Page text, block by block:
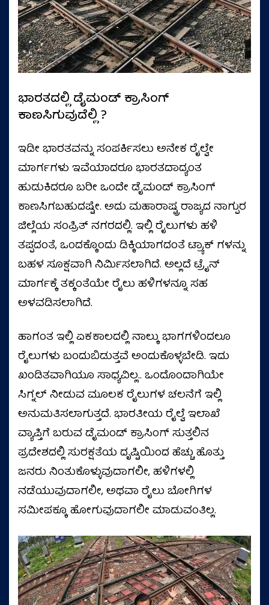
ಭಾರತದಲ್ಲಿ ಡೈಮಂಡ್ ಕ್ರಾಸಿಂಗ್
ಕಾಣಸಿಗುವುದೆಲ್ಲಿ ?
ಇಡೀ ಭಾರತವನ್ನು ಸಂಪರ್ಕಿಸಲು ಅನೇಕ ರೈಲ್ವೇ
ಮಾರ್ಗಗಳು ಇವೆಯಾದರೂ ಭಾರತದಾದ್ಯಂತ
ಹುಡುಕಿದರೂ ಬರೀ ಒಂದೇ ಡೈಮಂಡ್ ಕ್ರಾಸಿಂಗ್
ಕಾಣಸಿಗಬಹುದಷ್ಟೇ. ಅದು ಮಹಾರಾಷ್ಟ್ರ ರಾಜ್ಯದ ನಾಗ್ಪುರ
ಜಿಲ್ಲೆಯ ಸಂಪ್ರಿತ್ ನಗರದಲ್ಲಿ. ಇಲ್ಲಿ ರೈಲುಗಳು ಹಳಿ
ತಪ್ಪದಂತೆ, ಒಂದಕ್ಕೊಂದು ಡಿಕ್ಕಿಯಾಗದಂತೆ ಟ್ರ್ಯಾಕ್ ಗಳನ್ನು
ಬಹಳ ಸೂಕ್ಷವಾಗಿ ನಿರ್ಮಿಸಲಾಗಿದೆ. ಅಲ್ಲದೆ ಟ್ರೈನ್
ಮಾರ್ಗಕ್ಕೆ ತಕ್ಕಂತೆಯೇ ರೈಲು ಹಳಿಗಳನ್ನೂ ಸಹ
ಅಳವಡಿಸಲಾಗಿದೆ.
ಹಾಗಂತ ಇಲ್ಲಿ ಏಕಕಾಲದಲ್ಲಿ ನಾಲ್ಕು ಭಾಗಗಳಿಂದಲೂ
ರೈಲುಗಳು ಬಂದುಬಿಡುತ್ತವೆ ಅಂದುಕೊಳ್ಳಬೇಡಿ. ಇದು
ಖಂಡಿತವಾಗಿಯೂ ಸಾಧ್ಯವಿಲ್ಲ.. ಒಂದೊಂದಾಗಿಯೇ
ಸಿಗ್ನಲ್ ನೀಡುವ ಮೂಲಕ ರೈಲುಗಳ ಚಲನೆಗೆ ಇಲ್ಲಿ
ಅನುಮತಿಸಲಾಗುತ್ತದೆ. ಭಾರತೀಯ ರೈಲ್ವೆ ಇಲಾಖೆ
ವ್ಯಾಪ್ತಿಗೆ ಬರುವ ಡೈಮಂಡ್ ಕ್ರಾಸಿಂಗ್ ಸುತ್ತಲಿನ
ಪ್ರದೇಶದಲ್ಲಿ ಸುರಕ್ಷತೆಯ ದೃಷ್ಟಿಯಿಂದ ಹೆಚ್ಚು ಹೊತ್ತು
ಜನರು ನಿಂತುಕೊಳ್ಳುವುದಾಗಲೀ, ಹಳಿಗಳಲ್ಲಿ
ನಡೆಯುವುದಾಗಲೀ, ಅಥವಾ ರೈಲು ಬೋಗಿಗಳ
ಸಮೀಪಕ್ಕೂ ಹೋಗುವುದಾಗಲೀ ಮಾಡುವಂತಿಲ್ಲ.